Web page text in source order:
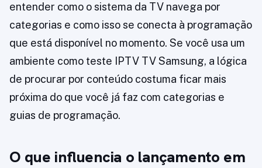
entender como o sistema da TV navega por
categorias e como isso se conecta à programação
que está disponível no momento. Se você usa um
ambiente como teste IPTV TV Samsung, a lógica
de procurar por conteúdo costuma ficar mais
próxima do que você já faz com categorias e
guias de programação.
O que influencia o lançamento em